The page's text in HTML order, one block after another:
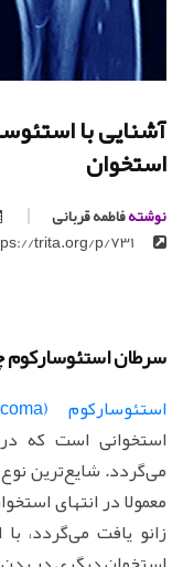
آشنایی با
استخوان
نوشتهفاطمه قربانی
سرطان
استئوسارکوم (Osteosarcoma)
استخوانی است که
می‌گردد. شایع‌ترین
معمولا در انتهای
زانو یافت می‌گردد،